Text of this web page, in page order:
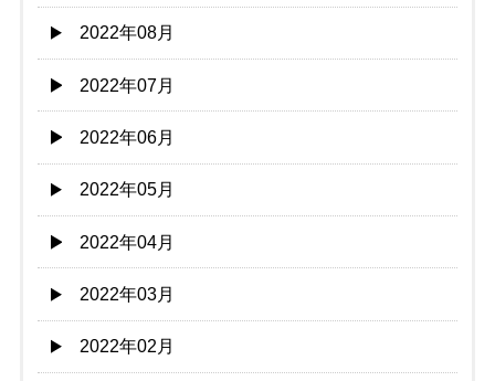
2022年08月
2022年07月
2022年06月
2022年05月
2022年04月
2022年03月
2022年02月